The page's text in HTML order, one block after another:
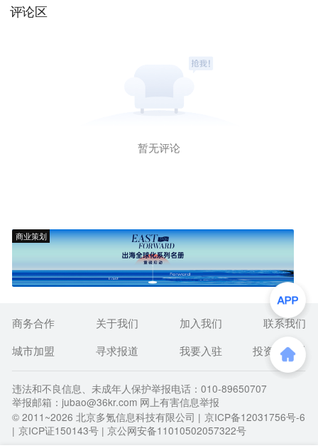
评论区
暂无评论
商业策划
商务合作 关于我们 加入我们
联系我们
城市加盟
寻求报道 我要入驻 投资者关系
违法和不良信息、未成年人保护举报电话：010-89650707
举报邮箱：jubao@36kr.com 网上有害信息举报
© 2011~2026 北京多氪信息科技有限公司 | 京ICP备12031756号-6
| 京ICP证150143号 | 京公网安备11010502057322号